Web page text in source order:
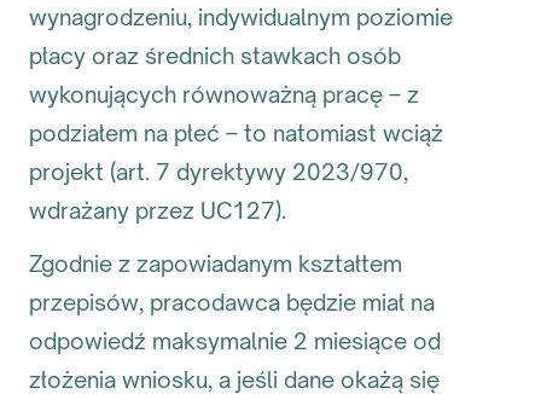
wynagrodzeniu, indywidualnym poziomie
płacy oraz średnich stawkach osób
wykonujących równoważną pracę – z
podziałem na płeć – to natomiast wciąż
projekt (art. 7 dyrektywy 2023/970,
wdrażany przez UC127).
Zgodnie z zapowiadanym kształtem
przepisów, pracodawca będzie miał na
odpowiedź maksymalnie 2 miesiące od
złożenia wniosku, a jeśli dane okażą się